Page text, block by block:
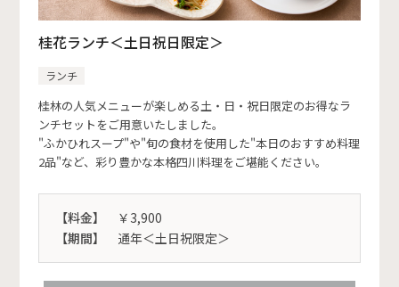
桂花ランチ＜土日祝日限定＞
ランチ
桂林の人気メニューが楽しめる土・日・祝日限定のお得なラ
ンチセットをご用意いたしました。
"ふかひれスープ"や"旬の食材を使用した"本日のおすすめ料理
2品"など、彩り豊かな本格四川料理をご堪能ください。
【料金】
￥3,900
【期間】
通年＜土日祝限定＞